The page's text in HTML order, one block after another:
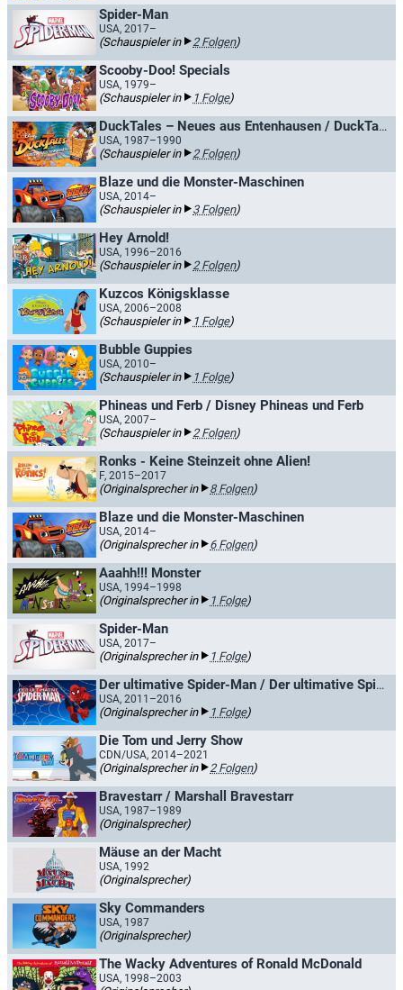
Spider-Man
USA, 2017–
(Schauspieler in 2 Folgen)
Scooby-Doo! Specials
USA, 1979–
(Schauspieler in 1 Folge)
DuckTales – Neues aus Entenhausen / DuckTales - Geschichten aus Entenhausen
USA, 1987–1990
(Schauspieler in 2 Folgen)
Blaze und die Monster-Maschinen
USA, 2014–
(Schauspieler in 3 Folgen)
Hey Arnold!
USA, 1996–2016
(Schauspieler in 2 Folgen)
Kuzcos Königsklasse
USA, 2006–2008
(Schauspieler in 1 Folge)
Bubble Guppies
USA, 2010–
(Schauspieler in 1 Folge)
Phineas und Ferb / Disney Phineas und Ferb
USA, 2007–
(Schauspieler in 2 Folgen)
Ronks - Keine Steinzeit ohne Alien!
F, 2015–2017
(Originalsprecher in 8 Folgen)
Blaze und die Monster-Maschinen
USA, 2014–
(Originalsprecher in 6 Folgen)
Aaahh!!! Monster
USA, 1994–1998
(Originalsprecher in 1 Folge)
Spider-Man
USA, 2017–
(Originalsprecher in 1 Folge)
Der ultimative Spider-Man / Der ultimative Spider-Man gegen die Sinistren 6
USA, 2011–2016
(Originalsprecher in 1 Folge)
Die Tom und Jerry Show
CDN/USA, 2014–2021
(Originalsprecher in 2 Folgen)
Bravestarr / Marshall Bravestarr
USA, 1987–1989
(Originalsprecher)
Mäuse an der Macht
USA, 1992
(Originalsprecher)
Sky Commanders
USA, 1987
(Originalsprecher)
The Wacky Adventures of Ronald McDonald
USA, 1998–2003